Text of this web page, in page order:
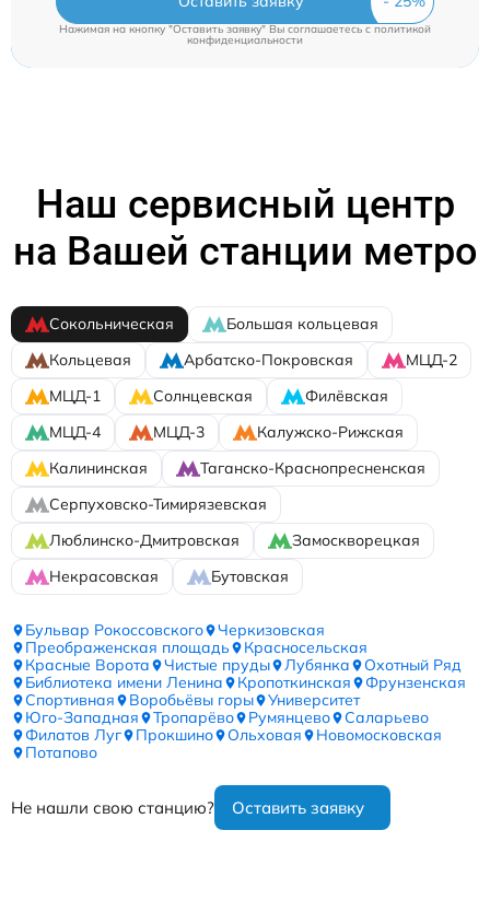
Нажимая на кнопку "Оставить заявку" Вы соглашаетесь c политикой
конфиденциальности
Наш сервисный центр
на Вашей станции метро
Сокольническая
Большая кольцевая
Кольцевая
Арбатско-Покровская
МЦД-2
МЦД-1
Солнцевская
Филёвская
МЦД-4
МЦД-3
Калужско-Рижская
Калининская
Таганско-Краснопресненская
Серпуховско-Тимирязевская
Люблинско-Дмитровская
Замоскворецкая
Некрасовская
Бутовская
Бульвар Рокоссовского
Черкизовская
Преображенская площадь
Красносельская
Красные Ворота
Чистые пруды Лубянка
Охотный Ряд
Библиотека имени Ленина
Кропоткинская
Фрунзенская
Спортивная
Воробьёвы горы
Университет
Юго-Западная
Тропарёво Румянцево
Саларьево
Филатов Луг
Прокшино Ольховая
Новомосковская
Потапово
Не нашли свою станцию? Оставить заявку